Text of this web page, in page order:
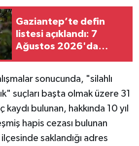
Gaziantep’te defin
listesi açıklandı: 7
Ağustos 2026'da
sonucunda, "silahlı
suçları başta olmak üzere 31
kaydı bulunan, hakkında 10 yıl
hapis cezası bulunan
saklandığı adres